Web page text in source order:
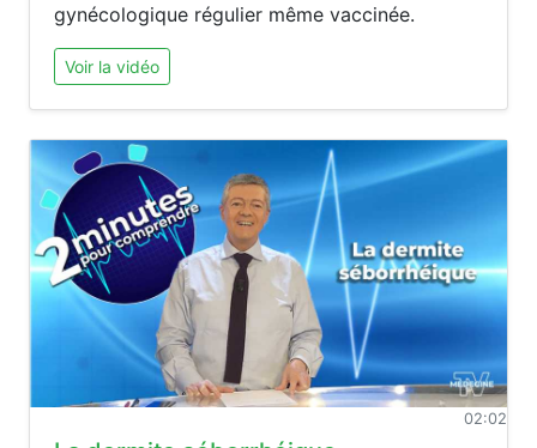
gynécologique régulier même vaccinée.
Voir la vidéo
02:02